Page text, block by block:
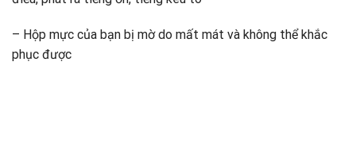
– Hộp mực của bạn bị mờ do mất mát và không thể khắc
phục được